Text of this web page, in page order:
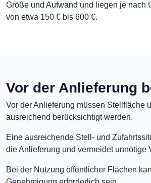
Größe und Aufwand und liegen je nach
von etwa 150 € bis 600 €.
Vor der Anlieferung
Vor der Anlieferung müssen Stellfläche
ausreichend berücksichtigt werden.
Eine ausreichende Stell- und
die Anlieferung und vermeidet unnötige
Bei der Nutzung öffentlicher Flächen